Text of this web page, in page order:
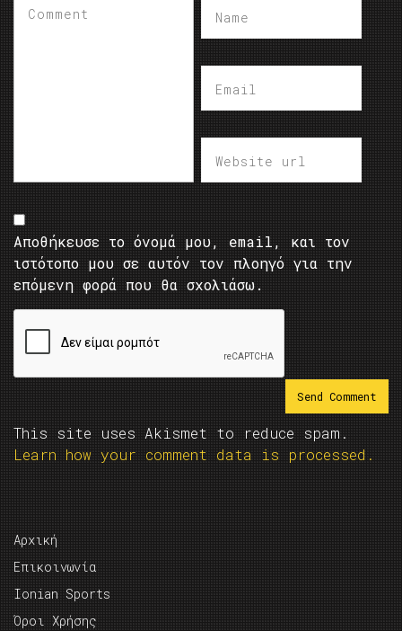
Αποθήκευσε το όνομά μου, email, και τον
ιστότοπο μου σε αυτόν τον πλοηγό για την
επόμενη φορά που θα σχολιάσω.
This site uses Akismet to reduce spam.
Learn how your comment data is processed.
Αρχική
Επικοινωνία
Ionian Sports
Όροι Χρήσης